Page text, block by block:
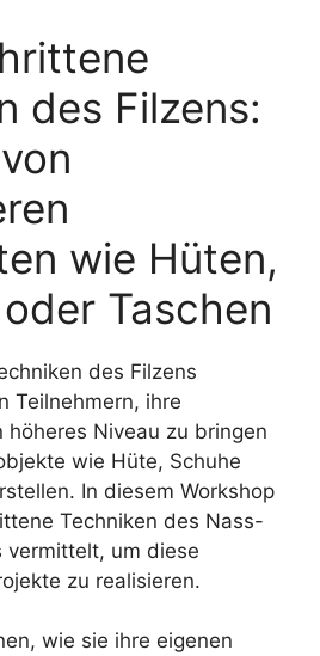
des Filzens:
wie Hüten,
Taschen
des Filzens
Teilnehmern, ihre
höheres Niveau zu bringen
wie Hüte, Schuhe
In diesem Workshop
Techniken des Nass-
vermittelt, um diese
zu realisieren.
wie sie ihre eigenen